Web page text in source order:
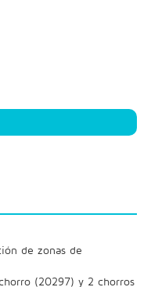
de zonas de
(20297) y 2 chorros